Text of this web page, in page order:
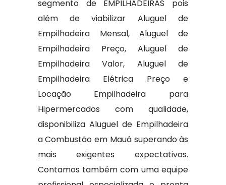
segmento de EMPILHADEIRAS pois
além de viabilizar Aluguel de
Empilhadeira Mensal, Aluguel de
Empilhadeira Preço, Aluguel de
Empilhadeira Valor, Aluguel de
Empilhadeira Elétrica Preço e
Locação Empilhadeira para
Hipermercados com qualidade,
disponibiliza Aluguel de Empilhadeira
a Combustão em Mauá superando às
mais exigentes expectativas.
Contamos também com uma equipe